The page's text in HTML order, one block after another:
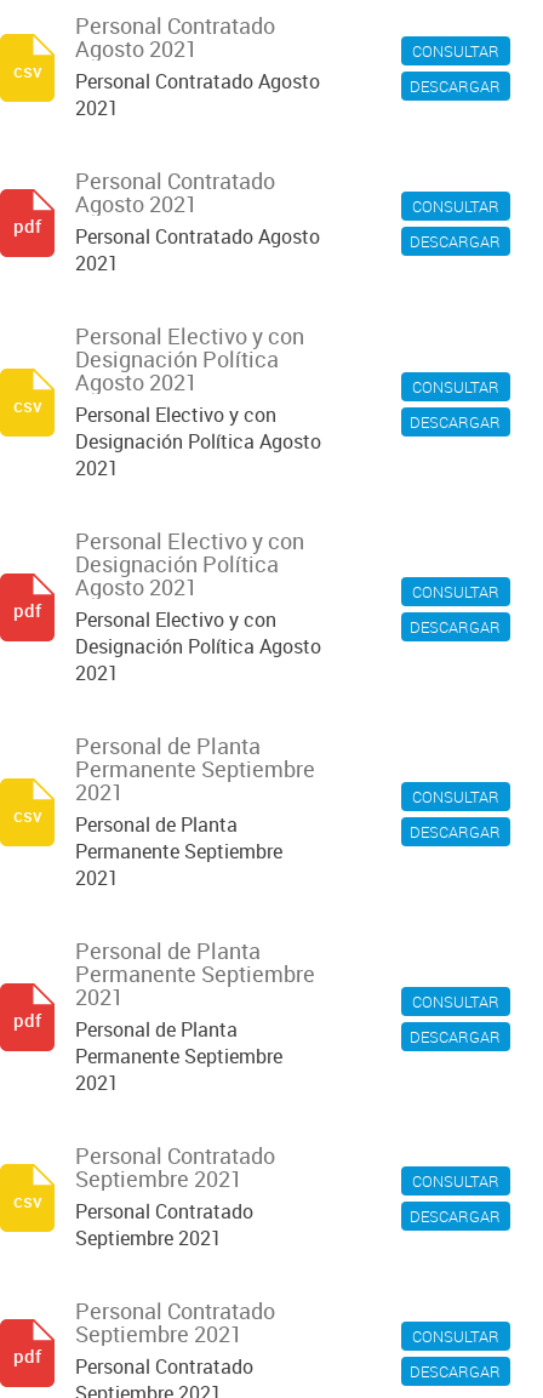
CONSULTAR
DESCARGAR
Personal Contratado
Agosto 2021
Personal Contratado Agosto
2021
csv
CONSULTAR
DESCARGAR
Personal Contratado
Agosto 2021
Personal Contratado Agosto
2021
pdf
CONSULTAR
DESCARGAR
Personal Electivo y con
Designación Política
Agosto 2021
Personal Electivo y con
Designación Política Agosto
2021
csv
CONSULTAR
DESCARGAR
Personal Electivo y con
Designación Política
Agosto 2021
Personal Electivo y con
Designación Política Agosto
2021
pdf
CONSULTAR
DESCARGAR
Personal de Planta
Permanente Septiembre
2021
Personal de Planta
Permanente Septiembre
2021
csv
CONSULTAR
DESCARGAR
Personal de Planta
Permanente Septiembre
2021
Personal de Planta
Permanente Septiembre
2021
pdf
CONSULTAR
DESCARGAR
Personal Contratado
Septiembre 2021
Personal Contratado
Septiembre 2021
csv
CONSULTAR
DESCARGAR
Personal Contratado
Septiembre 2021
Personal Contratado
pdf